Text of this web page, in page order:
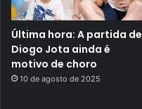
Última hora: A partida de
Diogo Jota ainda é
motivo de choro
10 de agosto de 2025